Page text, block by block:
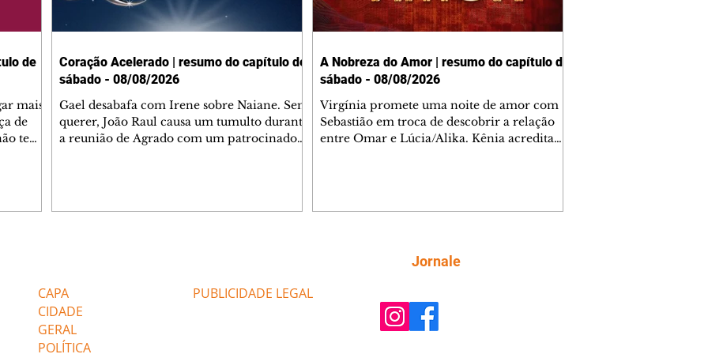
de
mais
de
tem
de
Coração Acelerado | resumo do capítulo de
sábado - 08/08/2026
Gael desabafa com Irene sobre Naiane. Sem
querer, João Raul causa um tumulto durante
a reunião de Agrado com um patrocinador.
termina o relacionamento dos dois.
A Nobreza do Amor | resumo do capítulo de
sábado - 08/08/2026
Virgínia promete uma noite de amor com
Sebastião em troca de descobrir a relação
entre Omar e Lúcia/Alika. Kênia acredita
comentam sobre a possível jazida de
tungstênio na região. Virgínia provoca
CAPA
CIDADE
GERAL
POLÍTICA
PUBLICIDADE LEGAL
Jornale